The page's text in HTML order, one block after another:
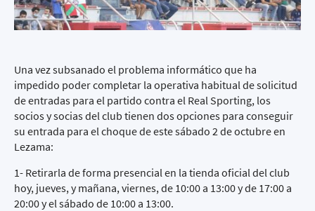
Una vez subsanado el problema informático que ha
impedido poder completar la operativa habitual de solicitud
de entradas para el partido contra el Real Sporting, los
socios y socias del club tienen dos opciones para conseguir
su entrada para el choque de este sábado 2 de octubre en
Lezama:
1- Retirarla de forma presencial en la tienda oficial del club
hoy, jueves, y mañana, viernes, de 10:00 a 13:00 y de 17:00 a
20:00 y el sábado de 10:00 a 13:00.